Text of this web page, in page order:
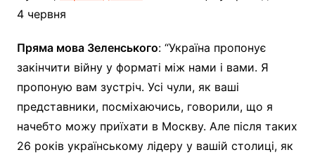
4 червня
Пряма мова Зеленського: “Україна пропонує
закінчити війну у форматі між нами і вами. Я
пропоную вам зустріч. Усі чули, як ваші
представники, посміхаючись, говорили, що я
начебто можу приїхати в Москву. Але після таких
26 років українському лідеру у вашій столиці, як